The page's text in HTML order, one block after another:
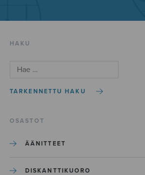
HAKU
TARKENNETTU HAKU
OSASTOT
ÄÄNITTEET
DISKANTTIKUORO